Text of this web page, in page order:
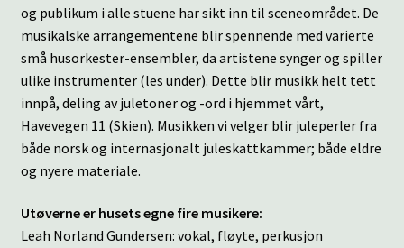
og publikum i alle stuene har sikt inn til sceneområdet. De
musikalske arrangementene blir spennende med varierte
små husorkester-ensembler, da artistene synger og spiller
ulike instrumenter (les under). Dette blir musikk helt tett
innpå, deling av juletoner og -ord i hjemmet vårt,
Havevegen 11 (Skien). Musikken vi velger blir juleperler fra
både norsk og internasjonalt juleskattkammer; både eldre
og nyere materiale.
Utøverne er husets egne fire musikere:
Leah Norland Gundersen: vokal, fløyte, perkusjon